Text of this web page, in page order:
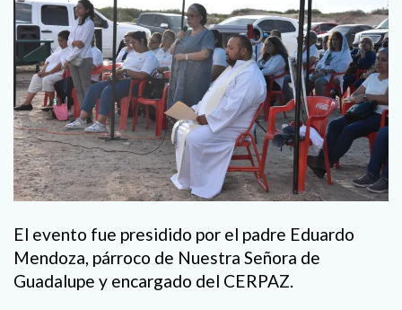
El evento fue presidido por el padre Eduardo
Mendoza, párroco de Nuestra Señora de
Guadalupe y encargado del CERPAZ.